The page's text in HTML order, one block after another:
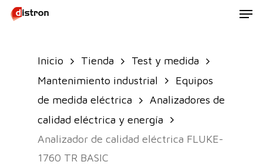
Skip
Inicio Tienda
Test y medida
Mantenimiento industrial
Equipos
de medida eléctrica
Analizadores de
calidad eléctrica y energía
Analizador de calidad eléctrica FLUKE-
1760 TR BASIC